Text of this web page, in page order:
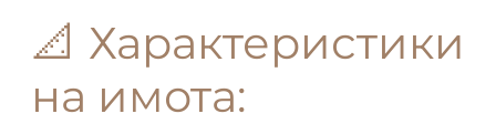
📐 Характеристики
на имота: